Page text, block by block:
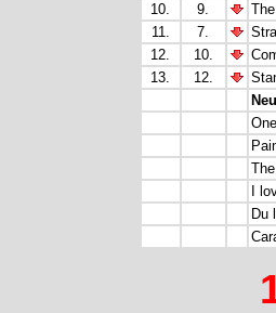
10.
9.
11.
7.
12.
10.
13.
12.
I
Du